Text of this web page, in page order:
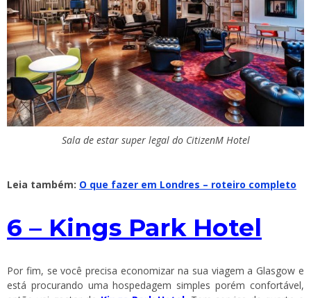
Sala de estar super legal do CitizenM Hotel
Leia também: O que fazer em Londres – roteiro completo
6 – Kings Park Hotel
Por fim, se você precisa economizar na sua viagem a Glasgow e
está procurando uma hospedagem simples porém confortável,